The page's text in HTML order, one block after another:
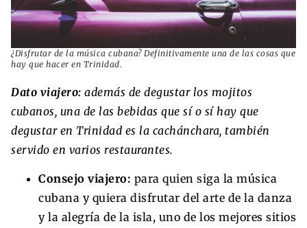
¿Disfrutar de la música cubana? Definitivamente una de las cosas que
hay que hacer en Trinidad.
Dato viajero: además de degustar los mojitos
cubanos, una de las bebidas que sí o sí hay que
degustar en Trinidad es la cachánchara, también
servido en varios restaurantes.
Consejo viajero: para quien siga la música
cubana y quiera disfrutar del arte de la danza
y la alegría de la isla, uno de los mejores sitios